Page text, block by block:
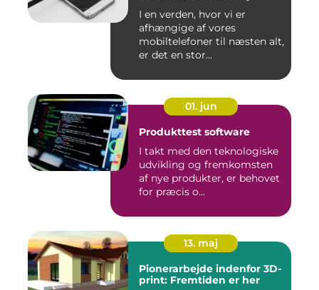
I en verden, hvor vi er
afhængige af vores
mobiltelefoner til næsten alt,
er det en stor...
01. jun
Produkttest software
I takt med den teknologiske
udvikling og fremkomsten
af nye produkter, er behovet
for præcis o...
13. maj
Pionerarbejde indenfor 3D-
print: Fremtiden er her